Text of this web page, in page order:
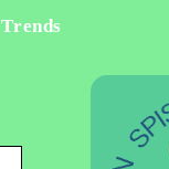
Trends